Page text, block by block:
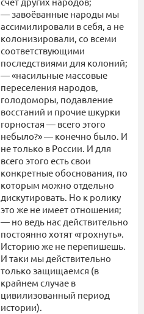
— завоёванные народы мы
ассимилировали в себя, а не
колонизировали, со всеми
соответствующими
последствиями для колоний;
— «насильные массовые
переселения народов,
голодоморы, подавление
восстаний и прочие шкурки
горностая — всего этого
небыло?» — конечно было. И
не только в России. И для
всего этого есть свои
конкретные обоснования, по
которым можно отдельно
дискутировать. Но к ролику
это же не имеет отношения;
— но ведь нас действительно
постоянно хотят «грохнуть».
Историю же не перепишешь.
И таки мы действительно
только защищаемся (в
крайнем случае в
цивилизованный период
истории).